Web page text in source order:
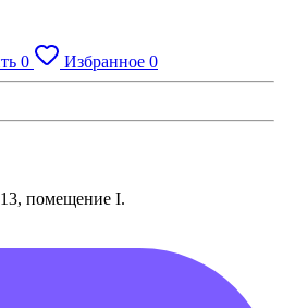
0 Избранное 0
помещение I.